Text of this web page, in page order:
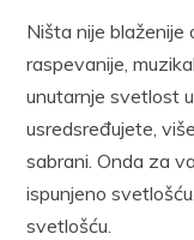
Ništa nije blaženije
raspevanije,
unutarnje svetlost
usredsređujete,
sabrani. Onda za
ispunjeno
svetlošću.